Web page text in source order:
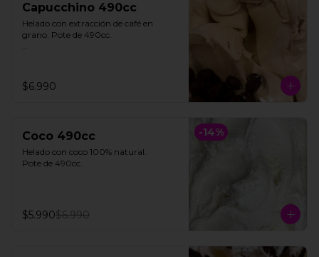
Capucchino 490cc
Helado con extracción de café en
grano. Pote de 490cc.
$6.990
-14%
Coco 490cc
Helado con coco 100% natural.
Pote de 490cc.
$5.990$6.990